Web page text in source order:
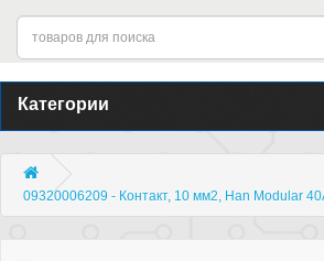
Категории
09320006209 - Контакт, 10 мм2, Han Modular